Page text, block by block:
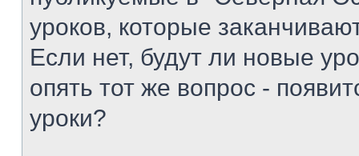
уроков, которые
Если нет, будут ли новые
опять тот же вопрос -
уроки?